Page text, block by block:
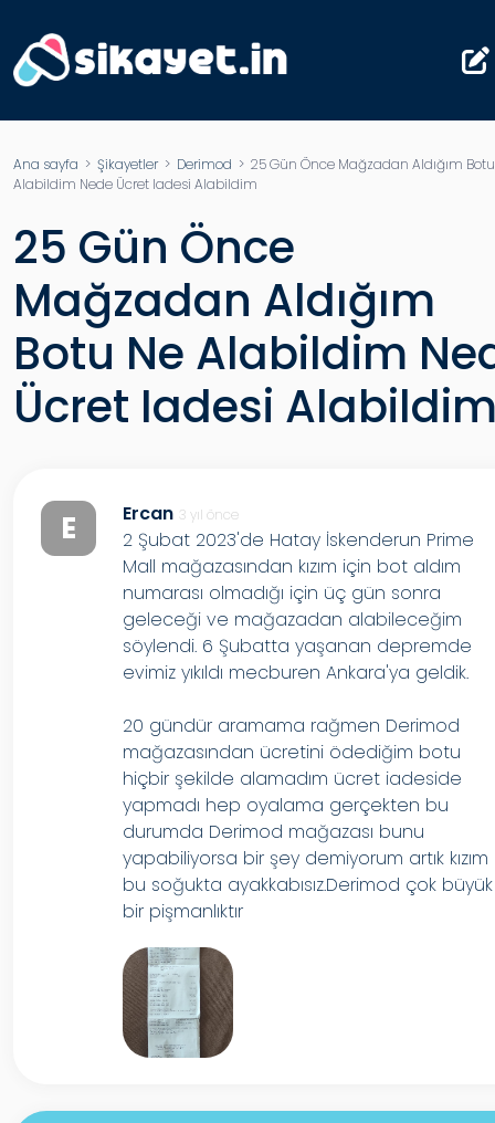
Ana sayfa > Şikayetler> Derimod > 25 Gün Önce Mağzadan Aldığım
Alabildim Nede Ücret Iadesi Alabildim
25 Gün Önce
Mağzadan Aldığım
Botu Ne Alabildim
Ücret Iadesi
E Ercan 3 yıl önce
2 Şubat 2023'de Hatay İskenderun Prime
Mall mağazasından kızım için bot aldım
numarası olmadığı için üç gün sonra
geleceği ve mağazadan alabileceğim
söylendi. 6 Şubatta yaşanan depremde
evimiz yıkıldı mecburen Ankara'ya geldik.
20 gündür aramama rağmen Derimod
mağazasından ücretini ödediğim botu
hiçbir şekilde alamadım ücret iadeside
yapmadı hep oyalama gerçekten bu
durumda Derimod mağazası bunu
yapabiliyorsa bir şey demiyorum artık kızım
bu soğukta ayakkabısız.Derimod çok büyük
bir pişmanlıktır